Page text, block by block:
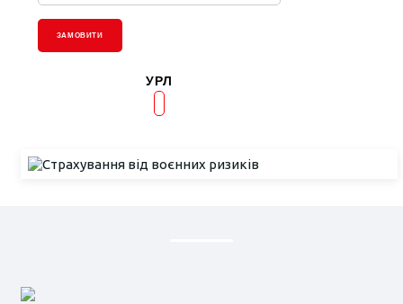
ЗАМОВИТИ
УРЛ